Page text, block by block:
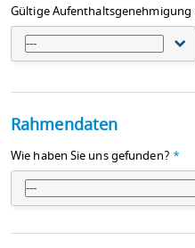
Gültige Aufenthaltsgenehmigung
---
Rahmendaten
Wie haben Sie uns gefunden? *
---